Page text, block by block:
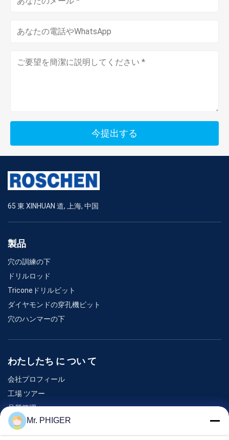
今提出する
65 東 XINHUAN 道, 上海, 中国
製品
穴の訓練の下
ドリルロッド
Triconeドリルビット
ダイヤモンドの穿孔機ビット
穴のハンマーの下
わたしたち に つい て
会社プロフィール
工場 ツアー
品質管理
地図
連絡 ください
Mr. PHIGER